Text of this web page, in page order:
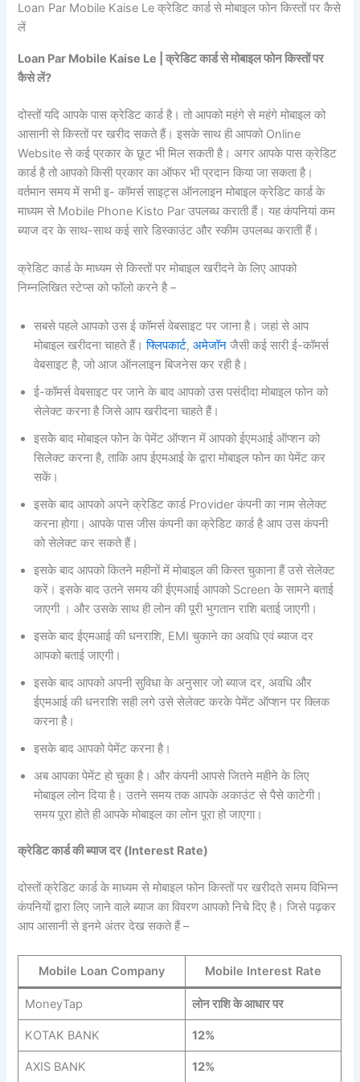
Loan Par Mobile Kaise Le क्रेडिट कार्ड से मोबाइल फोन किस्तों पर कैसे
लें
Loan Par Mobile Kaise Le | क्रेडिट कार्ड से मोबाइल फोन किस्तों पर
कैसे लें?
दोस्तों यदि आपके पास क्रेडिट कार्ड है। तो आपको महंगे से महंगे मोबाइल को
आसानी से किस्तों पर खरीद सकते हैं। इसके साथ ही आपको Online
Website से कई प्रकार के छूट भी मिल सकती है। अगर आपके पास क्रेडिट
कार्ड है तो आपको किसी प्रकार का ऑफर भी प्रदान किया जा सकता है।
वर्तमान समय में सभी इ- कॉमर्स साइट्स ऑनलाइन मोबाइल क्रेडिट कार्ड के
माध्यम से Mobile Phone Kisto Par उपलब्ध कराती हैं। यह कंपनियां कम
ब्याज दर के साथ-साथ कई सारे डिस्काउंट और स्कीम उपलब्ध कराती हैं।
क्रेडिट कार्ड के माध्यम से किस्तों पर मोबाइल खरीदने के लिए आपको
निम्नलिखित स्टेप्स को फॉलो करने है –
सबसे पहले आपको उस ई कॉमर्स वेबसाइट पर जाना है। जहां से आप
मोबाइल खरीदना चाहते हैं।फ्लिपकार्ट,अमेजॉन जैसी कई सारी ई-कॉमर्स
वेबसाइट है, जो आज ऑनलाइन बिजनेस कर रही है।
ई-कॉमर्स वेबसाइट पर जाने के बाद आपको उस पसंदीदा मोबाइल फोन को
सेलेक्ट करना है जिसे आप खरीदना चाहते हैं।
इसकेे बाद मोबाइल फोन के पेमेंट ऑप्शन में आपको ईएमआई ऑप्शन को
सिलेक्ट करना है, ताकि आप ईएमआई के द्वारा मोबाइल फोन का पेमेंट कर
सकें।
इसके बाद आपको अपने क्रेडिट कार्ड Provider कंपनी का नाम सेलेक्ट
करना होगा। आपके पास जीस कंपनी का क्रेडिट कार्ड है आप उस कंपनी
को सेलेक्ट कर सकते हैं।
इसके बाद आपको कितने महीनों में मोबाइल की किस्त चुकाना हैं उसे सेलेक्ट
करें। इसके बाद उतने समय की ईएमआई आपको Screen के सामने बताई
जाएगी । और उसके साथ ही लोन की पूरी भुगतान राशि बताई जाएगी।
इसके बाद ईएमआई की धनराशि, EMI चुकाने का अवधि एवं ब्याज दर
आपको बताई जाएगी।
इसके बाद आपको अपनी सुविधा के अनुसार जो ब्याज दर, अवधि और
ईएमआई की धनराशि सही लगे उसे सेलेक्ट करके पेमेंट ऑप्शन पर क्लिक
करना है।
इसके बाद आपको पेमेंट करना है।
अब आपका पेमेंट हो चुका है। और कंपनी आपसे जितने महीने के लिए
मोबाइल लोन दिया है। उतने समय तक आपके अकाउंट से पैसे काटेगी।
समय पूरा होते ही आपके मोबाइल का लोन पूरा हो जाएगा।
क्रेडिट कार्ड की ब्याज दर (Interest Rate)
दोस्तों क्रेडिट कार्ड के माध्यम से मोबाइल फोन किस्तों पर खरीदते समय विभिन्न
कंपनियों द्वारा लिए जाने वाले ब्याज का विवरण आपको निचे दिए है। जिसे पढ़कर
आप आसानी से इनमे अंतर देख सकते हैं –
Mobile Loan Company Mobile Interest Rate
MoneyTap लोन राशि के आधार पर
KOTAK BANK 12%
AXIS BANK 12%